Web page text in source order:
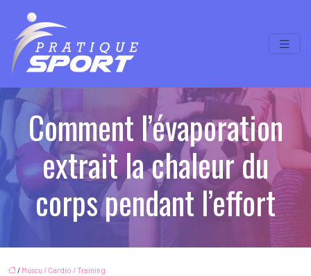
Comment l’évaporation
extrait la chaleur du
corps pendant l’effort
/ Muscu / Cardio / Training